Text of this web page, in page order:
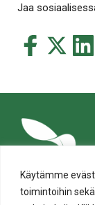
Käytämme
toimintoihin
Jaa
Jaa
Jaa
Jaa